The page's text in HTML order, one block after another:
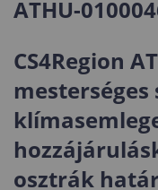
ATHU-
CS4Region
osztrák